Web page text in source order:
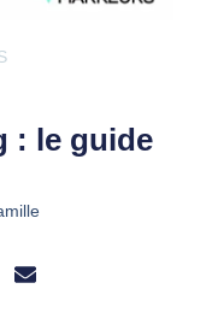
: le guide